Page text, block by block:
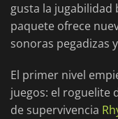
gusta la jugabilidad
paquete ofrece
sonoras pegadizas
El primer nivel
juegos: el roguelite
de supervivencia